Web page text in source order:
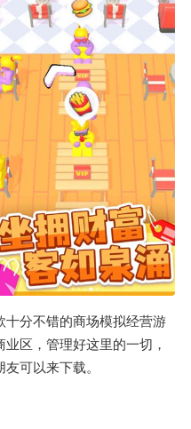
十分不错的商场模拟经营游
区，管理好这里的一切，
可以来下载。